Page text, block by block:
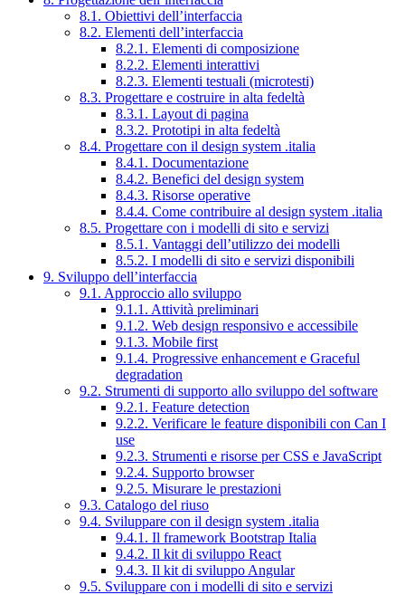
8.1. Obiettivi dell’interfaccia
8.2. Elementi dell’interfaccia
8.2.1. Elementi di composizione
8.2.2. Elementi interattivi
8.2.3. Elementi testuali (microtesti)
8.3. Progettare e costruire in alta fedeltà
8.3.1. Layout di pagina
8.3.2. Prototipi in alta fedeltà
8.4. Progettare con il design system .italia
8.4.1. Documentazione
8.4.2. Benefici del design system
8.4.3. Risorse operative
8.4.4. Come contribuire al design system .italia
8.5. Progettare con i modelli di sito e servizi
8.5.1. Vantaggi dell’utilizzo dei modelli
8.5.2. I modelli di sito e servizi disponibili
9. Sviluppo dell’interfaccia
9.1. Approccio allo sviluppo
9.1.1. Attività preliminari
9.1.2. Web design responsivo e accessibile
9.1.3. Mobile first
9.1.4. Progressive enhancement e Graceful
degradation
9.2. Strumenti di supporto allo sviluppo del software
9.2.1. Feature detection
9.2.2. Verificare le feature disponibili con Can I
use
9.2.3. Strumenti e risorse per CSS e JavaScript
9.2.4. Supporto browser
9.2.5. Misurare le prestazioni
9.3. Catalogo del riuso
9.4. Sviluppare con il design system .italia
9.4.1. Il framework Bootstrap Italia
9.4.2. Il kit di sviluppo React
9.4.3. Il kit di sviluppo Angular
9.5. Sviluppare con i modelli di sito e servizi